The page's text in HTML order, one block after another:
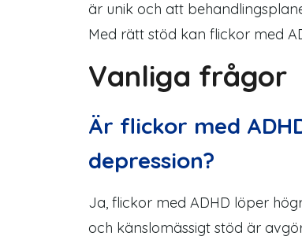
är unik och att behand
Med rätt stöd kan flickor med
Vanliga frågor
Är flickor med
depression?
Ja, flickor med ADHD löper
och känslomässigt stöd är